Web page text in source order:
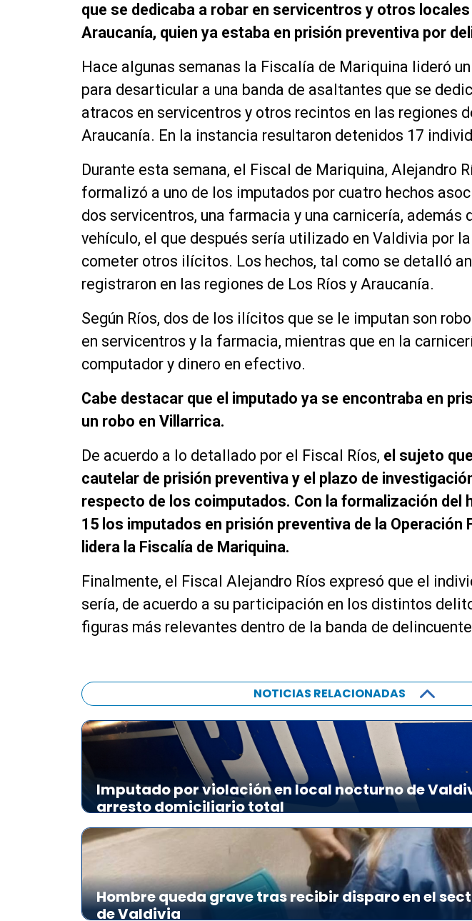
que se dedicaba a robar en servicentros y otros locales
Araucanía, quien ya estaba en prisión preventiva por
Hace algunas semanas la Fiscalía de Mariquina lideró
para desarticular a una banda de asaltantes que se
atracos en servicentros y otros recintos en las regiones
Araucanía. En la instancia resultaron detenidos 17
Durante esta semana, el Fiscal de Mariquina, Alejandro
formalizó a uno de los imputados por cuatro hechos
dos servicentros, una farmacia y una carnicería, además
vehículo, el que después sería utilizado en Valdivia por
cometer otros ilícitos. Los hechos, tal como se detalló
registraron en las regiones de Los Ríos y Araucanía.
Según Ríos, dos de los ilícitos que se le imputan son
en servicentros y la farmacia, mientras que en la
computador y dinero en efectivo.
Cabe destacar que el imputado ya se encontraba en
un robo en Villarrica.
De acuerdo a lo detallado por el Fiscal Ríos, el sujeto
cautelar de prisión preventiva y el plazo de
respecto de los coimputados. Con la formalización del
15 los imputados en prisión preventiva de la Operación
lidera la Fiscalía de Mariquina.
Finalmente, el Fiscal Alejandro Ríos expresó que el
sería, de acuerdo a su participación en los distintos
figuras más relevantes dentro de la banda de
NOTICIAS RELACIONADAS
Imputado por violación en local nocturno de
arresto domiciliario total
Hombre queda grave tras recibir disparo en el
de Valdivia